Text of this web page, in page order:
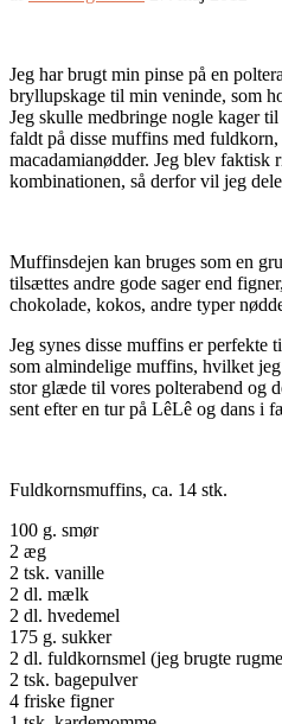
Jeg har brugt min pinse på en
bryllupskage til min veninde, som
Jeg skulle medbringe nogle kager
faldt på disse muffins med
macadamianødder. Jeg blev faktisk
kombinationen, så derfor vil jeg
Muffinsdejen kan bruges som en
tilsættes andre gode sager end
chokolade, kokos, andre typer
Jeg synes disse muffins er perfekte
som almindelige muffins, hvilket
stor glæde til vores polterabend og
sent efter en tur på LêLê og dans i
Fuldkornsmuffins, ca. 14 stk.
100 g. smør
2 æg
2 tsk. vanille
2 dl. mælk
2 dl. hvedemel
175 g. sukker
2 dl. fuldkornsmel (jeg brugte
2 tsk. bagepulver
4 friske figner